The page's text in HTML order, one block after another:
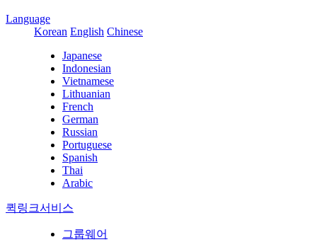
Language
Korean English Chinese
Japanese
Indonesian
Vietnamese
Lithuanian
French
German
Russian
Portuguese
Spanish
Thai
Arabic
퀵링크서비스
그룹웨어